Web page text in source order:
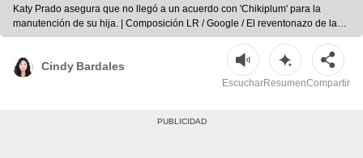
Katy Prado asegura que no llegó a un acuerdo con 'Chikiplum' para la
manutención de su hija. | Composición LR / Google / El reventonazo de la
'Chola'
Cindy Bardales
EscucharResumenCompartir